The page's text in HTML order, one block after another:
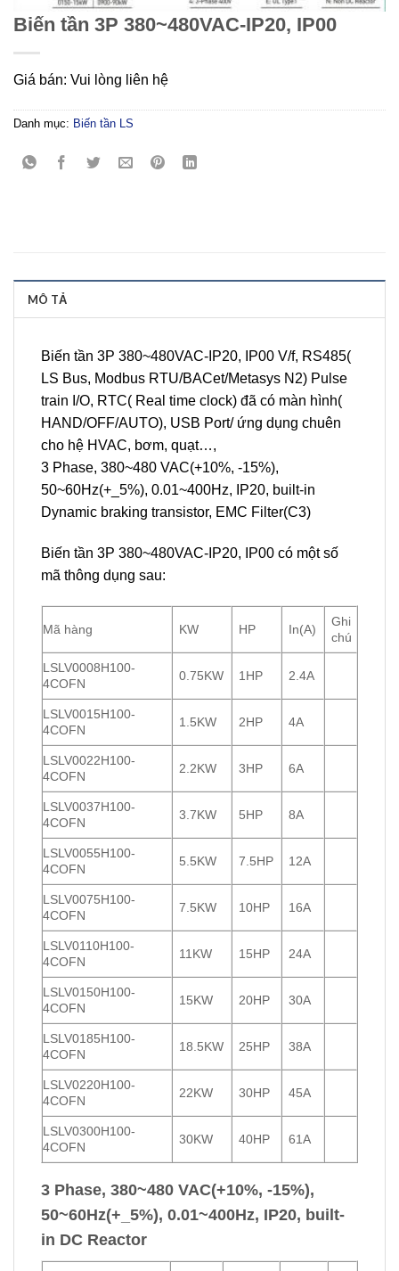
Biến tần 3P 380~480VAC-IP20, IP00
Giá bán: Vui lòng liên hệ
Danh mục: Biến tần LS
MÔ TẢ
Biến tần 3P 380~480VAC-IP20, IP00 V/f, RS485(
LS Bus, Modbus RTU/BACet/Metasys N2) Pulse
train I/O, RTC( Real time clock) đã có màn hình(
HAND/OFF/AUTO), USB Port/ ứng dụng chuên
cho hệ HVAC, bơm, quạt…,
3 Phase, 380~480 VAC(+10%, -15%),
50~60Hz(+_5%), 0.01~400Hz, IP20, built-in
Dynamic braking transistor, EMC Filter(C3)
Biến tần 3P 380~480VAC-IP20, IP00 có một số
mã thông dụng sau:
Mã hàng KW HP In(A)
Ghi
chú
LSLV0008H100-
4COFN
0.75KW 1HP 2.4A
LSLV0015H100-
4COFN
1.5KW 2HP 4A
LSLV0022H100-
4COFN
2.2KW 3HP 6A
LSLV0037H100-
4COFN
3.7KW 5HP 8A
LSLV0055H100-
4COFN
5.5KW 7.5HP 12A
LSLV0075H100-
4COFN
7.5KW 10HP 16A
LSLV0110H100-
4COFN
11KW 15HP 24A
LSLV0150H100-
4COFN
15KW 20HP 30A
LSLV0185H100-
4COFN
18.5KW 25HP 38A
LSLV0220H100-
4COFN
22KW 30HP 45A
LSLV0300H100-
4COFN
30KW 40HP 61A
3 Phase, 380~480 VAC(+10%, -15%),
50~60Hz(+_5%), 0.01~400Hz, IP20, built-
in DC Reactor